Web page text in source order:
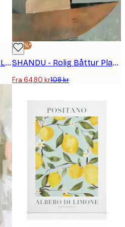
The Papercut Series No2 Lerretsbilde
-40%*
SHANDU - Rolig Båttur Plakat
Fra 64,80 kr108 kr